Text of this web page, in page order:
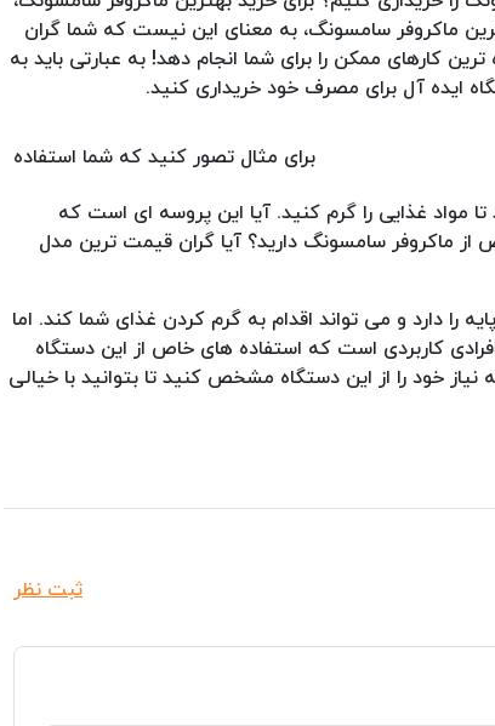
ماکروفر سامسونگ، به معنای این نیست که شما گران
کارهای ممکن را برای شما انجام دهد! به عبارتی باید به
ایده آل برای مصرف خود خریداری کنید.
برای مثال تصور کنید که شما استفاده
مواد غذایی را گرم کنید. آیا این پروسه ای است که
ماکروفر سامسونگ دارید؟ آیا گران قیمت ترین مدل
را دارد و می تواند اقدام به گرم کردن غذای شما کند. اما
کاربردی است که استفاده های خاص از این دستگاه
خود را از این دستگاه مشخص کنید تا بتوانید با خیالی
ثبت نظر